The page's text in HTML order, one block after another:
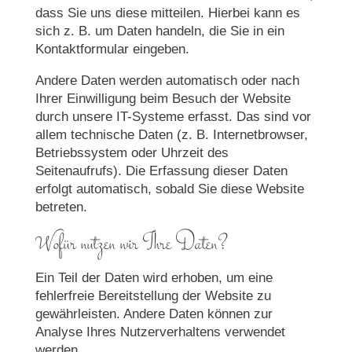
dass Sie uns diese mitteilen. Hierbei kann es
sich z. B. um Daten handeln, die Sie in ein
Kontaktformular eingeben.
Andere Daten werden automatisch oder nach
Ihrer Einwilligung beim Besuch der Website
durch unsere IT-Systeme erfasst. Das sind vor
allem technische Daten (z. B. Internetbrowser,
Betriebssystem oder Uhrzeit des
Seitenaufrufs). Die Erfassung dieser Daten
erfolgt automatisch, sobald Sie diese Website
betreten.
Wofür nutzen wir Ihre Daten?
Ein Teil der Daten wird erhoben, um eine
fehlerfreie Bereitstellung der Website zu
gewährleisten. Andere Daten können zur
Analyse Ihres Nutzerverhaltens verwendet